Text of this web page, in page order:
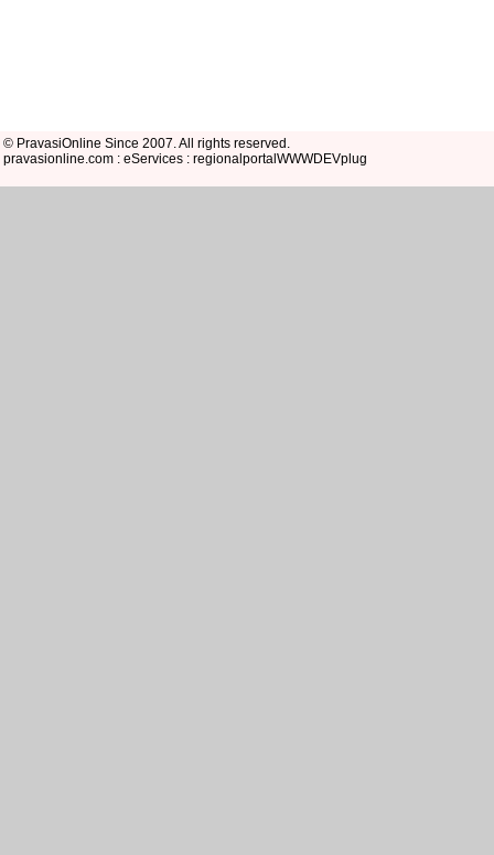
© PravasiOnline Since 2007. All rights reserved.
pravasionline.com : eServices : regionalportalWWWDEVplug